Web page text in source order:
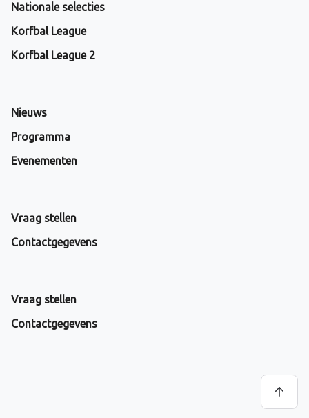
Nationale selecties
Korfbal League
Korfbal League 2
Nieuws
Programma
Evenementen
Vraag stellen
Contactgegevens
Vraag stellen
Contactgegevens